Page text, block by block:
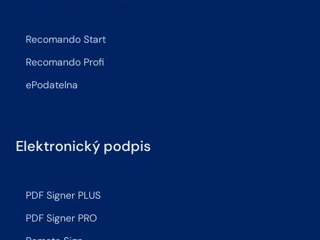
Recomando Start
Recomando Profi
ePodatelna
Elektronický podpis
PDF Signer PLUS
PDF Signer PRO